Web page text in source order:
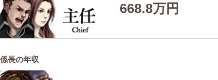
668.8万円
係長の年収